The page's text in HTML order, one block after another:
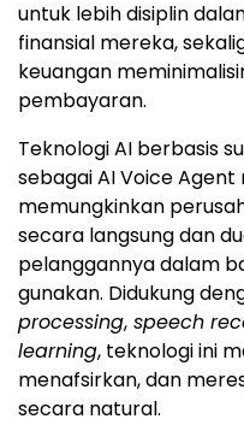
untuk lebih disiplin
finansial mereka,
keuangan
pembayaran.
Teknologi AI berbasis
sebagai AI Voice
memungkinkan
secara langsung dan
pelanggannya dalam
gunakan. Didukung
processing, speech
learning, teknologi ini
menafsirkan, dan
secara natural.